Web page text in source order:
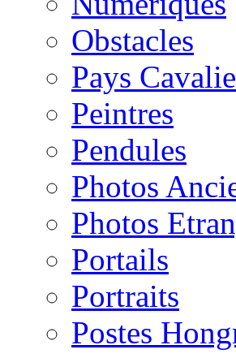
Obstacles
Pays
Peintres
Pendules
Photos
Photos
Portails
Portraits
Postes